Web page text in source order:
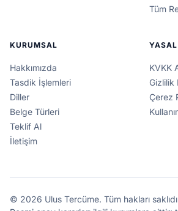
Tüm
KURUMSAL
Hakkımızda
Tasdik İşlemleri
Diller
Belge Türleri
Teklif Al
İletişim
YASAL
KVKK
Gizlilik
Çerez
© 2026 Ulus Tercüme. Tüm hakları